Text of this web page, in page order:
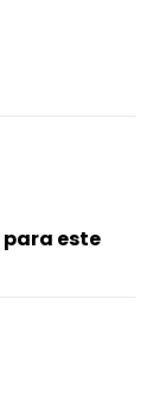
para este